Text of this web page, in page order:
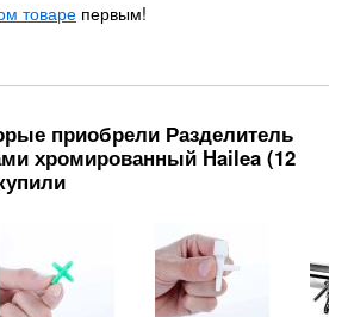
товаре первым!
приобрели Разделитель
хромированный Hailea (12